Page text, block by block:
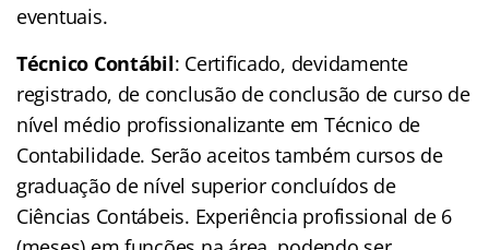
eventuais.
Técnico Contábil: Certificado, devidamente
registrado, de conclusão de conclusão de curso de
nível médio profissionalizante em Técnico de
Contabilidade. Serão aceitos também cursos de
graduação de nível superior concluídos de
Ciências Contábeis. Experiência profissional de 6